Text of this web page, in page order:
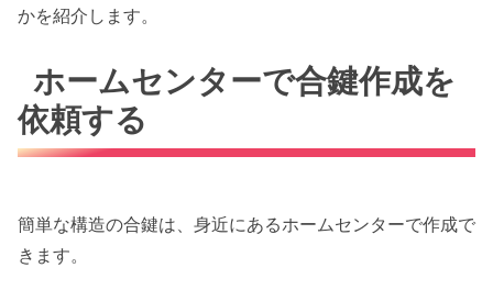
かを紹介します。
ホームセンターで合鍵作成を
依頼する
簡単な構造の合鍵は、身近にあるホームセンターで作成で
きます。